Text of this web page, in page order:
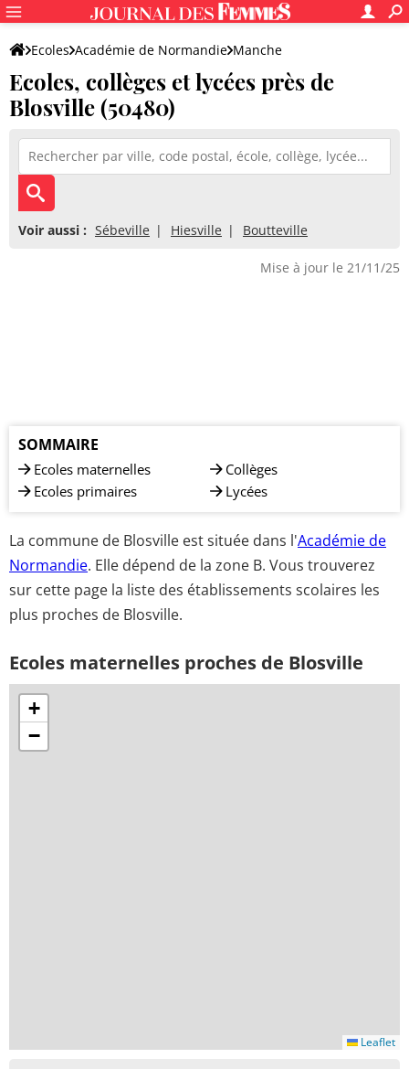
Ecoles Académie de Normandie Manche
Ecoles, collèges et lycées près de
Blosville (50480)
Voir aussi : Sébeville Hiesville Boutteville
Mise à jour le 21/11/25
SOMMAIRE
Ecoles maternelles
Ecoles primaires
Collèges
Lycées
La commune de Blosville est située dans l'Académie de
Normandie. Elle dépend de la zone B. Vous trouverez
sur cette page la liste des établissements scolaires les
plus proches de Blosville.
Ecoles maternelles proches de Blosville
+
−
Leaflet